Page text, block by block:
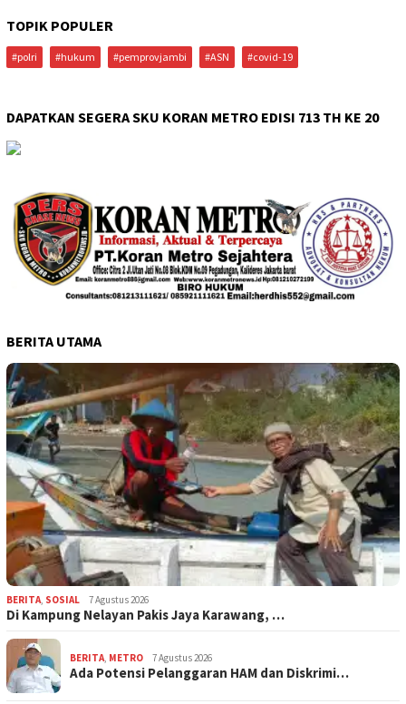
TOPIK POPULER
#polri #hukum #pemprovjambi #ASN #covid-19
DAPATKAN SEGERA SKU KORAN METRO EDISI 713 TH KE 20
BERITA UTAMA
BERITA, SOSIAL 7 Agustus 2026
Di Kampung Nelayan Pakis Jaya Karawang, …
BERITA, METRO 7 Agustus 2026
Ada Potensi Pelanggaran HAM dan Diskrimi…